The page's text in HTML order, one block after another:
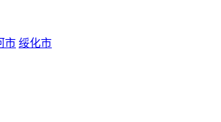
市 绥化市